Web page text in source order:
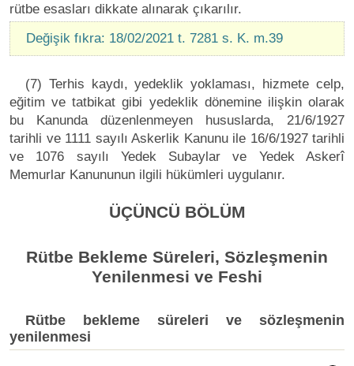
rütbe esasları dikkate alınarak çıkarılır.
Değişik fıkra: 18/02/2021 t. 7281 s. K. m.39
(7) Terhis kaydı, yedeklik yoklaması, hizmete celp,
eğitim ve tatbikat gibi yedeklik dönemine ilişkin olarak
bu Kanunda düzenlenmeyen hususlarda, 21/6/1927
tarihli ve 1111 sayılı Askerlik Kanunu ile 16/6/1927 tarihli
ve 1076 sayılı Yedek Subaylar ve Yedek Askerî
Memurlar Kanununun ilgili hükümleri uygulanır.
ÜÇÜNCÜ BÖLÜM
Rütbe Bekleme Süreleri, Sözleşmenin
Yenilenmesi ve Feshi
Rütbe bekleme süreleri ve sözleşmenin
yenilenmesi